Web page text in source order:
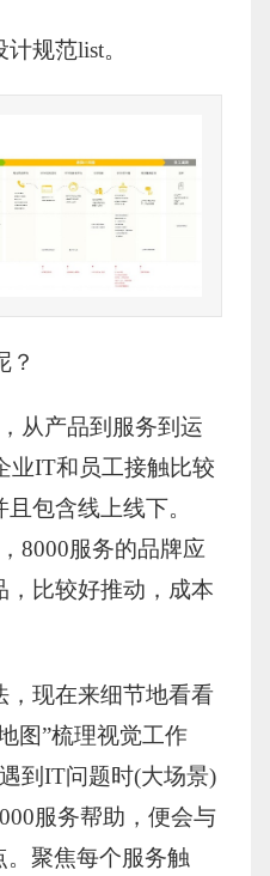
规范list。
？
从产品到服务到运
业IT和员工接触比较
包含线上线下。
8000服务的品牌应
，比较好推动，成本
，现在来细节地看看
图”梳理视觉工作
到IT问题时(大场景)
服务帮助，便会与
聚焦每个服务触